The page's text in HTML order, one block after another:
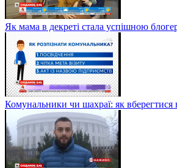
Як мама в декреті стала успішною
Комунальники чи шахраї: як вберегтися